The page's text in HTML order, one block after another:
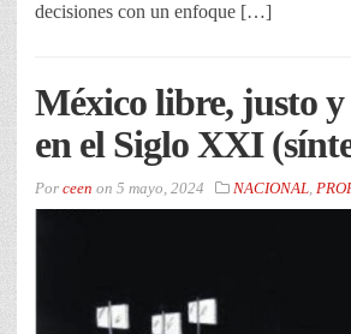
decisiones con un enfoque […]
México libre, justo y
en el Siglo XXI
Por ceen on 5 mayo, 2024 NACIONAL,